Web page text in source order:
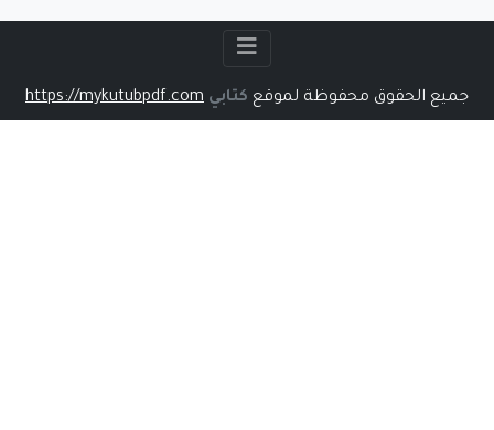
جميع الحقوق محفوظة لموقع كتابي https://mykutubpdf.com